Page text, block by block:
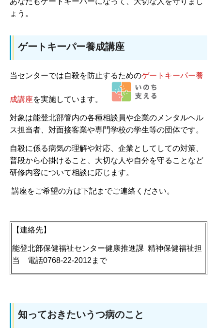
ょう。
ゲートキーパー養成講座
当センターでは自殺を防止するためのゲートキーパー養
成講座を実施しています。
対象は能登北部管内の各種相談員や企業のメンタルヘル
ス担当者、対面接客業や専門学校の学生等の団体です。
自殺に係る病気の理解や対応、企業としてしての対策、
普段から心掛けること、大切な人や自分を守ることなど
研修内容について相談に応じます。
講座をご希望の方は下記までご連絡ください。
【連絡先】
能登北部保健福祉センター健康推進課 精神保健福祉担
当 電話0768-22-2012まで
知っておきたいうつ病のこと